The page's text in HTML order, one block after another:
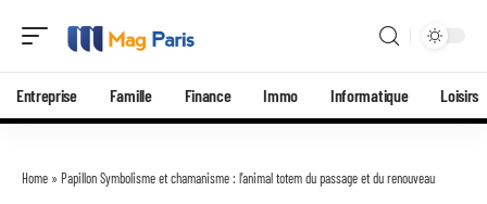
Entreprise Famille Finance Immo Informatique Loisirs
Home » Papillon Symbolisme et chamanisme : l’animal totem du passage et du renouveau